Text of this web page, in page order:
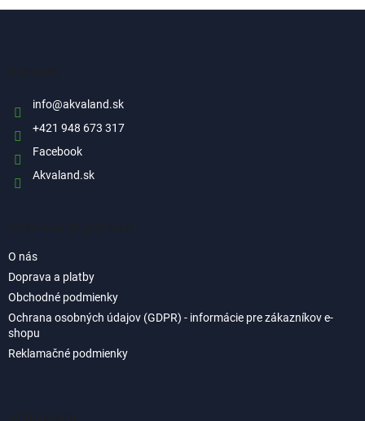
info@akvaland.sk
+421 948 673 317
Facebook
Akvaland.sk
O nás
Doprava a platby
Obchodné podmienky
Ochrana osobných údajov (GDPR) - informácie pre zákazníkov e-
shopu
Reklamačné podmienky